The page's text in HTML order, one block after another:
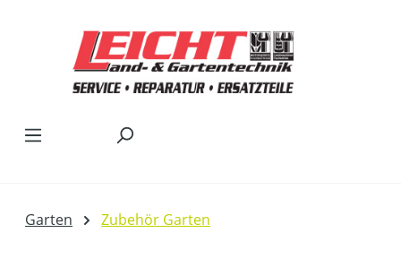
Garten Zubehör Garten